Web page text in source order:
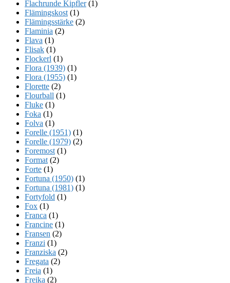
Flachrunde Kipfler(1)
Flämingskost (1)
Flämingsstärke (2)
Flaminia (2)
Flava (1)
Flisak (1)
Flockerl (1)
Flora (1939) (1)
Flora (1955) (1)
Florette (2)
Flourball (1)
Fluke (1)
Foka (1)
Folva (1)
Forelle (1951) (1)
Forelle (1979) (2)
Foremost (1)
Format (2)
Forte (1)
Fortuna (1950) (1)
Fortuna (1981) (1)
Fortyfold (1)
Fox (1)
Franca (1)
Francine (1)
Fransen (2)
Franzi (1)
Franziska (2)
Fregata (2)
Freia (1)
Freika (2)